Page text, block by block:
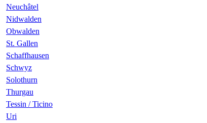
Neuchâtel
Nidwalden
Obwalden
St. Gallen
Schaffhausen
Schwyz
Solothurn
Thurgau
Tessin / Ticino
Uri